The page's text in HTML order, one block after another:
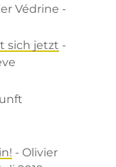
Védrine -
sich jetzt -
- Olivier